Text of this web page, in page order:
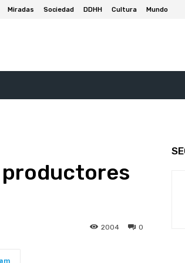
Miradas Sociedad DDHH Cultura Mundo
productores
0
2004